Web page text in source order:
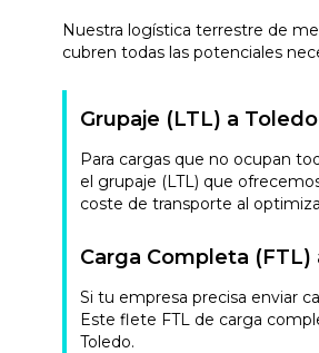
Nuestra logística terrestre de
cubren todas las potenciales
Grupaje (LTL) a Toledo
Para cargas que no ocupan
el grupaje (LTL) que
coste de transporte al
Carga Completa (FTL)
Si tu empresa precisa enviar
Este flete FTL de carga
Toledo.